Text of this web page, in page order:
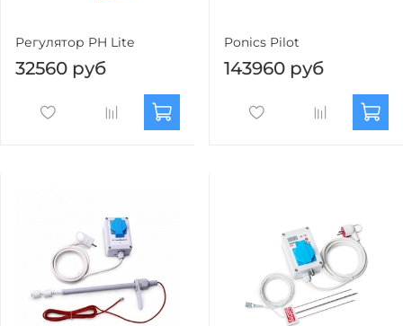
Регулятор PH Lite
32560 руб
Ponics Pilot
143960 руб